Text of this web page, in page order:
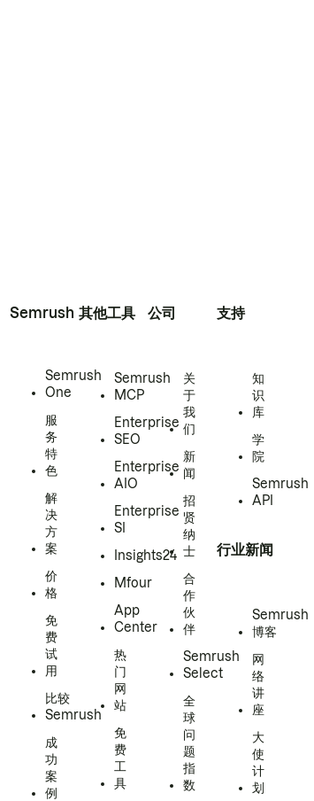
Semrush
Semrush
One
服
务
特
色
解
决
方
案
价
格
免
费
试
用
比较
Semrush
成
功
案
例
其他工具
Semrush
MCP
Enterprise
SEO
Enterprise
AIO
Enterprise
SI
Insights24
Mfour
App
Center
热
门
网
站
免
费
工
具
公司
关
于
我
们
新
闻
招
贤
纳
士
合
作
伙
伴
Semrush
Select
全
球
问
题
指
数
支持
知
识
库
学
院
Semrush
API
行业新闻
Semrush
博客
网
络
讲
座
大
使
计
划